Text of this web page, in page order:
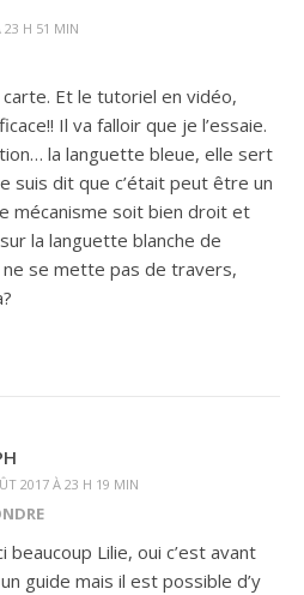
23 H 51 MIN
Et le tutoriel en vidéo,
Il va falloir que je l’essaie.
la languette bleue, elle sert
suis dit que c’était peut être un
mécanisme soit bien droit et
la languette blanche de
se mette pas de travers,
2017 À 23 H 19 MIN
beaucoup Lilie, oui c’est avant
guide mais il est possible d’y